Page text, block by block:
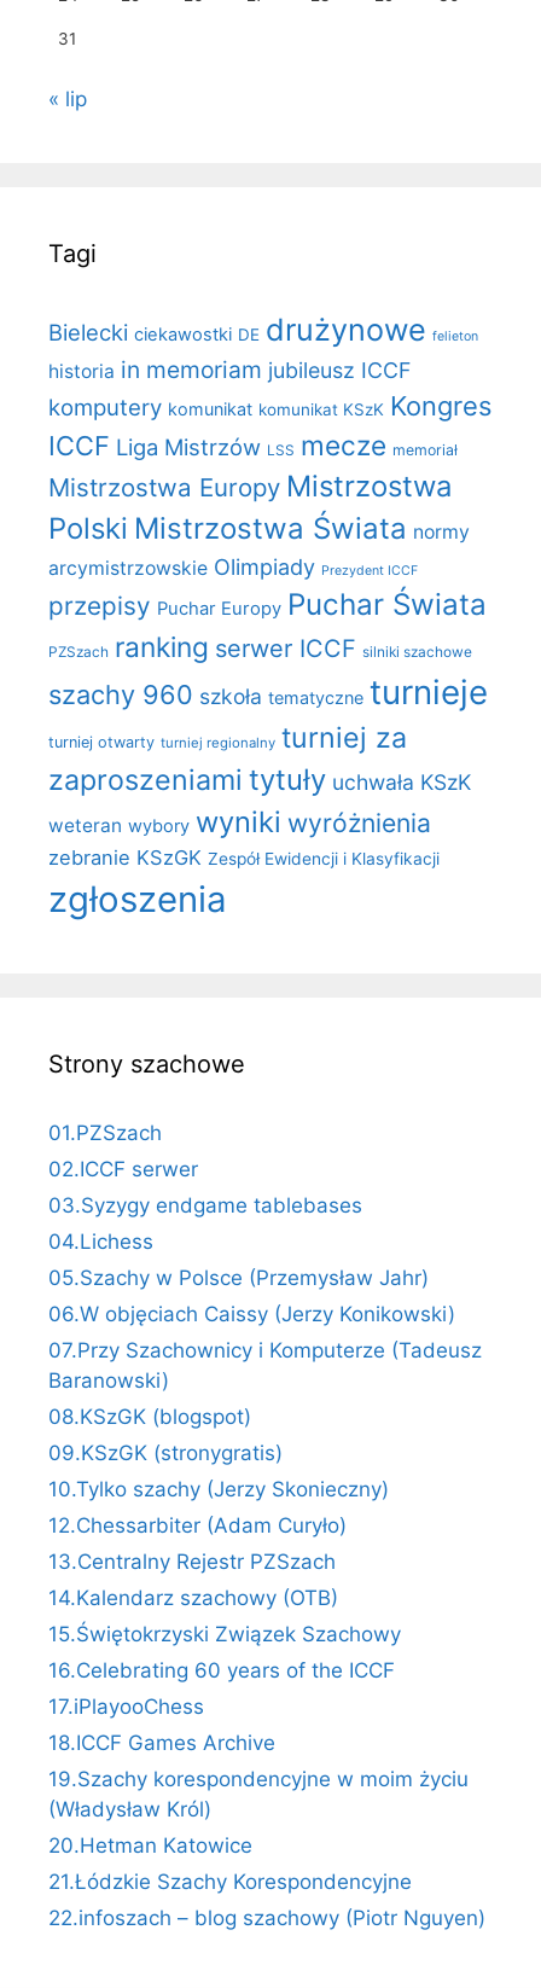
31
« lip
Tagi
Bielecki ciekawostki DE drużynowe felieton
historia in memoriam jubileusz ICCF
komputery komunikat komunikat KSzK Kongres
ICCF Liga Mistrzów LSS mecze memoriał
Mistrzostwa Europy Mistrzostwa
Polski Mistrzostwa Świata normy
arcymistrzowskie Olimpiady Prezydent ICCF
przepisy Puchar Europy Puchar Świata
PZSzach ranking serwer ICCF silniki szachowe
szachy 960 szkoła tematyczne turnieje
turniej otwarty turniej regionalny turniej za
zaproszeniami tytuły uchwała KSzK
weteran wybory wyniki wyróżnienia
zebranie KSzGK Zespół Ewidencji i Klasyfikacji
zgłoszenia
Strony szachowe
01.PZSzach
02.ICCF serwer
03.Syzygy endgame tablebases
04.Lichess
05.Szachy w Polsce (Przemysław Jahr)
06.W objęciach Caissy (Jerzy Konikowski)
07.Przy Szachownicy i Komputerze (Tadeusz
Baranowski)
08.KSzGK (blogspot)
09.KSzGK (stronygratis)
10.Tylko szachy (Jerzy Skonieczny)
12.Chessarbiter (Adam Curyło)
13.Centralny Rejestr PZSzach
14.Kalendarz szachowy (OTB)
15.Świętokrzyski Związek Szachowy
16.Celebrating 60 years of the ICCF
17.iPlayooChess
18.ICCF Games Archive
19.Szachy korespondencyjne w moim życiu
(Władysław Król)
20.Hetman Katowice
21.Łódzkie Szachy Korespondencyjne
22.infoszach – blog szachowy (Piotr Nguyen)